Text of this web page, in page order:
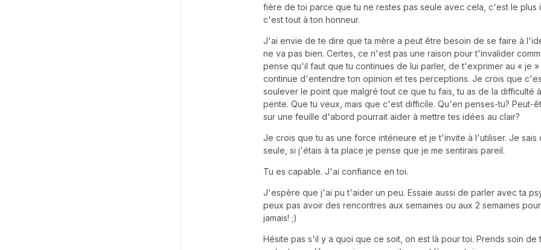
fière de toi parce que tu ne restes pas seule avec cela, c'est le plus
c'est tout à ton honneur.
J'ai envie de te dire que ta mère a peut être besoin de se faire à
ne va pas bien. Certes, ce n'est pas une raison pour t'invalider
pense qu'il faut que tu continues de lui parler, de t'exprimer au « je
continue d'entendre ton opinion et tes perceptions. Je crois que
soulever le point que malgré tout ce que tu fais, tu as de la difficulté
pente. Que tu veux, mais que c'est difficile. Qu'en penses-tu? Peut-
sur une feuille d'abord pourrait aider à mettre tes idées au clair?
Je crois que tu as une force intérieure et je t'invite à l'utiliser. Je sais
seule, si j'étais à ta place je pense que je me sentirais pareil.
Tu es capable. J'ai confiance en toi.
J'espère que j'ai pu t'aider un peu. Essaie aussi de parler avec ta
peux pas avoir des rencontres aux semaines ou aux 2 semaines
jamais! ;)
Hésite pas s'il y a quoi que ce soit, on est là pour toi. Prends soin de